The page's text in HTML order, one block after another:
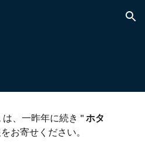
は、一昨年に続き "ホタ
お寄せください。